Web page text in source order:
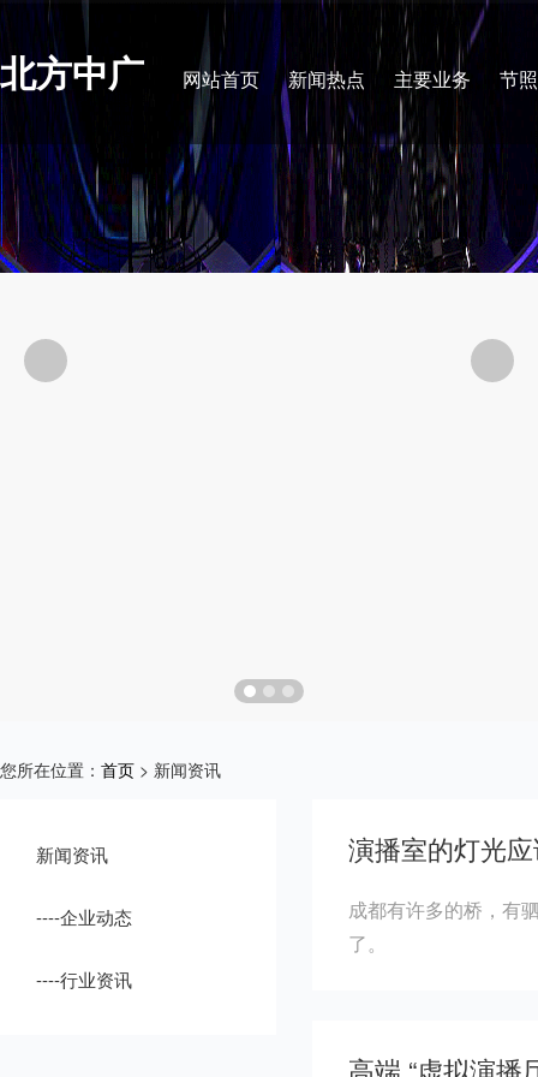
北方中广 网站首页 新闻热点 主要业务 节
您所在位置： 首页 > 新闻资讯
新闻资讯
----企业动态
----行业资讯
演播室的灯光
成都有许多的桥，有
了。
高端 “虚拟演播